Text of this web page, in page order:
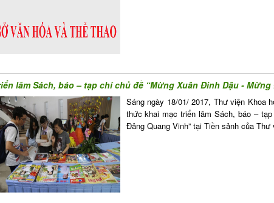
lãm Sách, báo – tạp chí chủ đề “Mừng Xuân Đinh Dậu -
Sáng ngày 18/01/ 2017, Thư viện Khoa
thức khai mạc triển lãm Sách, báo –
Đảng Quang Vinh” tại Tiền sảnh của Thư